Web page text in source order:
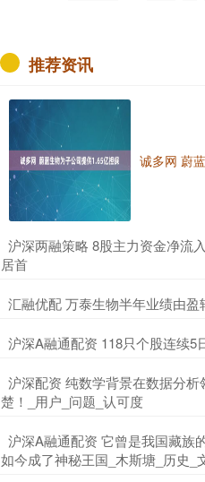
推荐资讯
诚多网 蔚
沪深两融策略 8股主力资金净流
居首
汇融优配 万泰生物半年业绩由
沪深A融通配资 118只个股连续5
沪深配资 纯数学背景在数据分
楚！_用户_问题_认可度
沪深A融通配资 它曾是我国藏族
如今成了神秘王国_木斯塘_历史_